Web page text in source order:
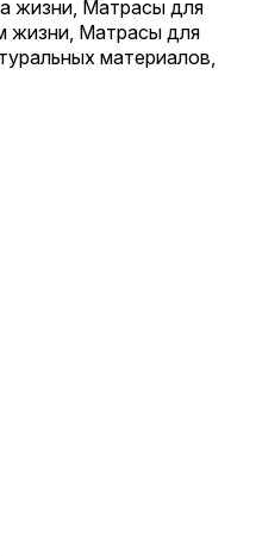
жизни Матрасы для
жизни Матрасы для
материалов